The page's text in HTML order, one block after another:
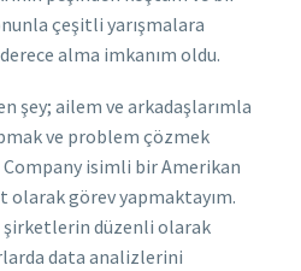
çeşitli yarışmalara
alma imkanım oldu.
şey; ailem ve arkadaşlarımla
ve problem çözmek
isimli bir Amerikan
olarak görev yapmaktayım.
şirketlerin düzenli olarak
data analizlerini